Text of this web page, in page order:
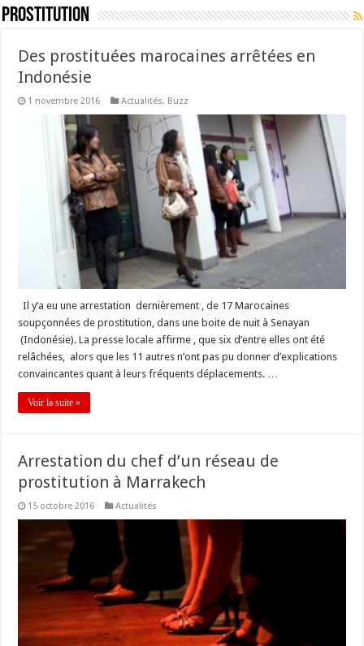
Prostitution
Des prostituées marocaines arrêtées en
Indonésie
1 novembre 2016 Actualités, Buzz
Il y’a eu une arrestation dernièrement , de 17 Marocaines
soupçonnées de prostitution, dans une boite de nuit à Senayan
(Indonésie). La presse locale affirme , que six d’entre elles ont été
relâchées, alors que les 11 autres n’ont pas pu donner d’explications
convaincantes quant à leurs fréquents déplacements. …
Voir la suite »
Arrestation du chef d’un réseau de
prostitution à Marrakech
15 octobre 2016 Actualités